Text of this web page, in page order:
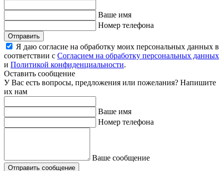
Ваше имя
Номер телефона
Отправить
Я даю согласие на обработку моих персональных данных в
соответствии с Согласием на обработку персональных данных
и Политикой конфиденциальности.
Оставить сообщение
У Вас есть вопросы, предложения или пожелания? Напишите
их нам
Ваше имя
Номер телефона
Ваше сообщение
Отправить сообщение